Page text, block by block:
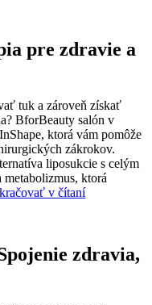
pre zdravie a
tuk a zároveň získať
BforBeauty salón v
ktorá vám pomôže
zákrokov.
liposukcie s celým
ktorá
v čítaníRevolučná
zdravie
a
zdravia,